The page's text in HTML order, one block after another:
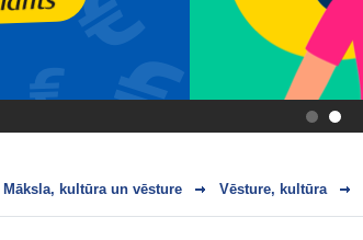
.
Māksla, kultūra un vēsture Vēsture, kultūra